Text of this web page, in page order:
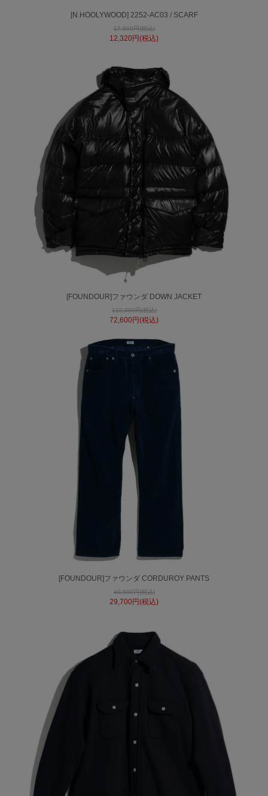
[N.HOOLYWOOD] 2252-AC03 / SCARF
17,600円(税込)
12,320円(税込)
[FOUNDOUR]ファウンダ DOWN JACKET
110,000円(税込)
72,600円(税込)
[FOUNDOUR]ファウンダ CORDUROY PANTS
49,500円(税込)
29,700円(税込)